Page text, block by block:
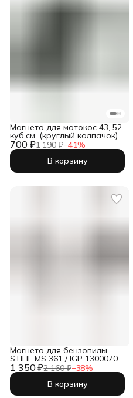
700 ₽1 190 ₽−41%
Магнето для мотокос 43, 52
куб.см. (круглый колпачок) /
IGP 1700079
В корзину
1 350 ₽2 160 ₽−38%
Магнето для бензопилы
STIHL MS 361 / IGP 1300070
В корзину